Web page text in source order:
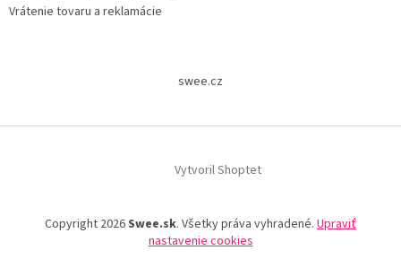
Vrátenie tovaru a reklamácie
swee.cz
Vytvoril Shoptet
Copyright 2026Swee.sk. Všetky práva vyhradené. Upraviť
nastavenie cookies